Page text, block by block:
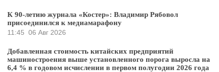
К 90-летию журнала «Костер»: Владимир Рябовол
присоединился к медиамарафону
11:45 06 Авг 2026
Добавленная стоимость китайских предприятий
машиностроения выше установленного порога выросла на
6,4 % в годовом исчислении в первом полугодии 2026 года